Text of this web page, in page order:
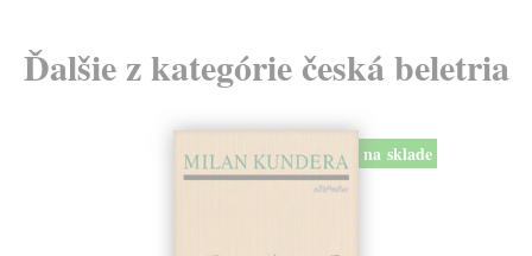
Ďalšie z kategórie česká beletria
na sklade